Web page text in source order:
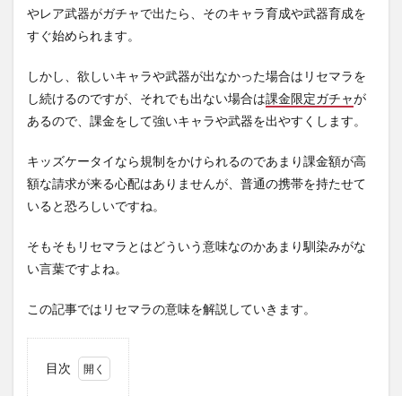
やレア武器がガチャで出たら、そのキャラ育成や武器育成を
すぐ始められます。
しかし、欲しいキャラや武器が出なかった場合はリセマラを
し続けるのですが、それでも出ない場合は課金限定ガチャが
あるので、課金をして強いキャラや武器を出やすくします。
キッズケータイなら規制をかけられるのであまり課金額が高
額な請求が来る心配はありませんが、普通の携帯を持たせて
いると恐ろしいですね。
そもそもリセマラとはどういう意味なのかあまり馴染みがな
い言葉ですよね。
この記事ではリセマラの意味を解説していきます。
目次